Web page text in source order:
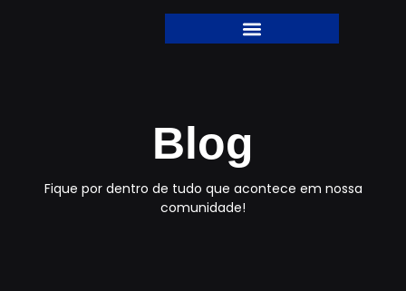
Blog
Fique por dentro de tudo que acontece em nossa
comunidade!